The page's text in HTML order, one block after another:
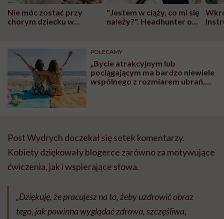
Nie móc zostać przy
chorym dziecku w
może chyba tylko
głupota i brak
wyobraźni"
"Jestem w ciąży, co mi się
należy?". Headhunter o
pracy
POLECAMY
„Bycie atrakcyjnym lub
pociągającym ma bardzo niewiele
wspólnego z rozmiarem ubrań,
Post Wydrych doczekał się setek komentarzy.
Kobiety dziękowały blogerce zarówno za motywujące
ćwiczenia, jak i wspierające słowa.
„Dziękuję, że pracujesz na to, żeby uzdrowić obraz
tego, jak powinna wyglądać zdrowa, szczęśliwa,